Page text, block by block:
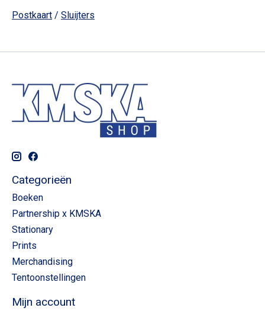
Postkaart / Sluijters
Categorieën
Boeken
Partnership x KMSKA
Stationary
Prints
Merchandising
Tentoonstellingen
Mijn account